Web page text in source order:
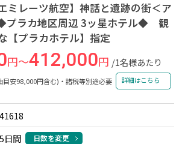
ミレーツ航空】神話と遺跡の街＜ア
プラカ地区周辺 3ッ星ホテル◆ 観
【プラカホテル】指定
円～412,000円 /1名様あたり
目安98,000円含む)・諸税等別途必要 詳細はこちら
41618
5日間 日数を変更